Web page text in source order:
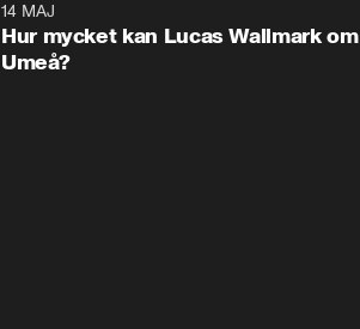
Plus
14 MAJ
Hur mycket kan Lucas Wallmark om
Umeå?